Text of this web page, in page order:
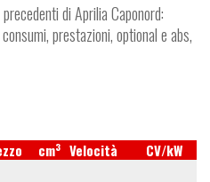
di Aprilia Caponord:
prestazioni, optional e abs,
cm3 Velocità CV/kW